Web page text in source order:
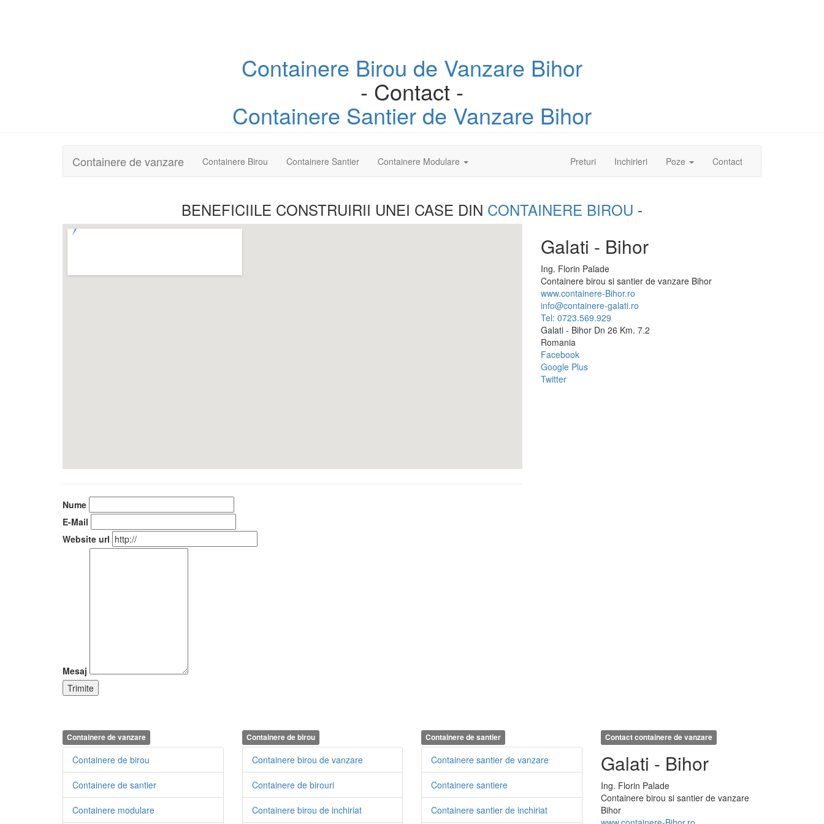
Containere Birou de Vanzare Bihor
- Contact -
Containere Santier de Vanzare Bihor
Containere de vanzare Containere Birou Containere Santier Containere Modulare Preturi(current)Inchirieri Poze Contact
BENEFICIILE CONSTRUIRII UNEI CASE DIN CONTAINERE BIROU -
Galati - Bihor
Ing. Florin Palade
Containere birou si santier de vanzare Bihor
www.containere-Bihor.ro
info@containere-galati.ro
Tel: 0723.569.929
Galati - Bihor Dn 26 Km. 7.2
Romania
Facebook
Google Plus
Twitter
Nume
E-Mail
Website url
Mesaj
Containere de vanzare
Containere de birou
Containere de santier
Containere modulare
Containere de birou
Containere birou de vanzare
Containere de birouri
Containere birou de inchiriat
Containere de santier
Containere santier de vanzare
Containere santiere
Containere santier de inchiriat
Contact containere de vanzare
Galati - Bihor
Ing. Florin Palade
Containere birou si santier de vanzare
Bihor